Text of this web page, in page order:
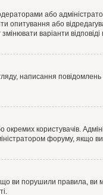
або
або
варіанти відповіді
написання
окремих користувачів.
форуму, якщо
ви порушили правила,